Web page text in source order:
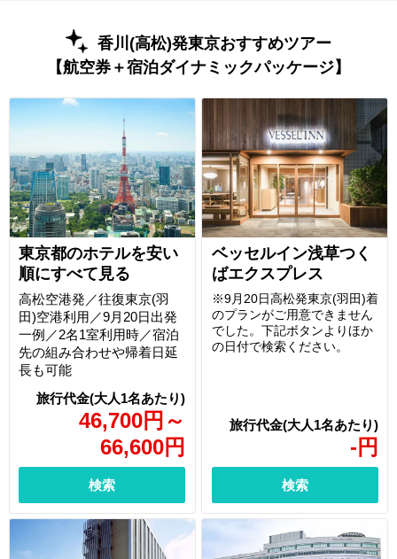
香川(高松)発東京おすすめツアー
【航空券＋宿泊ダイナミックパッケージ】
東京都のホテルを安い
順にすべて見る
46,700円 ～
66,600円
高松空港発／往復東京(羽
田)空港利用／9月20日出発
一例／2名1室利用時／宿泊
先の組み合わせや帰着日延
長も可能
検索
ベッセルイン浅草つく
ばエクスプレス
- 円
※9月20日高松発東京(羽田)着
のプランがご用意できません
でした。下記ボタンよりほか
の日付で検索ください。
検索